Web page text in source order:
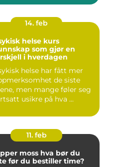
14. feb
helse kurs
som gjør en
i hverdagen
helse har fått mer
de siste
men mange føler seg
usikre på hva ...
11. feb
moss hva bør du
før du bestiller time?